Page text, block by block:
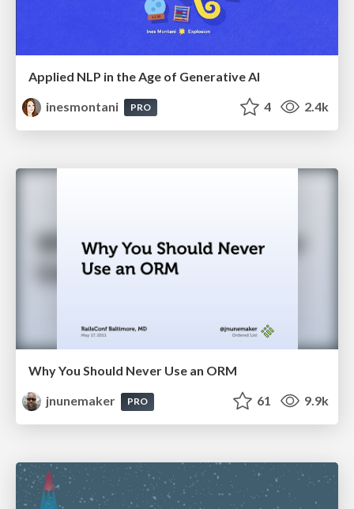
Applied NLP in the Age of Generative AI
inesmontani
PRO 4 2.4k
Why You Should Never Use an ORM
jnunemaker
PRO 61 9.9k